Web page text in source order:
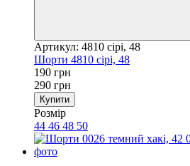
Артикул: 4810 сірі, 48
Шорти 4810 сірі, 48
190 грн
290 грн
Купити
Розмір
44 46 48 50